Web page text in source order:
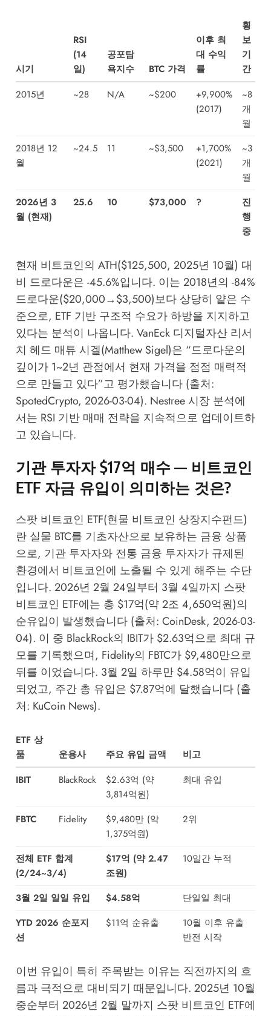
시기
RSI
(14
일)
공포탐
욕지수
BTC 가격
이후 최
대 수익
률
횡
보
기
간
2015년
~28 N/A ~$200
+9,900%
(2017)
~8
개
월
2018년 12
월
~24.5 11 ~$3,500
+1,700%
(2021)
~3
개
월
2026년 3
월 (현재)
25.6 10 $73,000 ?
진
행
중
현재 비트코인의 ATH($125,500, 2025년 10월) 대
비 드로다운은 -45.6%입니다. 이는 2018년의 -84%
드로다운($20,000→$3,500)보다 상당히 얕은 수
준으로, ETF 기반 구조적 수요가 하방을 지지하고
있다는 분석이 나옵니다. VanEck 디지털자산 리서
치 헤드 매튜 시겔(Matthew Sigel)은 “드로다운의
깊이가 1~2년 관점에서 현재 가격을 점점 매력적
으로 만들고 있다”고 평가했습니다 (출처:
SpotedCrypto, 2026-03-04). Nestree 시장 분석에
서는 RSI 기반 매매 전략을 지속적으로 업데이트하
고 있습니다.
기관 투자자 $17억 매수 — 비트코인
ETF 자금 유입이 의미하는 것은?
스팟 비트코인 ETF(현물 비트코인 상장지수펀드)
란 실물 BTC를 기초자산으로 보유하는 금융 상품
으로, 기관 투자자와 전통 금융 투자자가 규제된
환경에서 비트코인에 노출될 수 있게 해주는 수단
입니다. 2026년 2월 24일부터 3월 4일까지 스팟
비트코인 ETF에는 총 $17억(약 2조 4,650억원)의
순유입이 발생했습니다 (출처: CoinDesk, 2026-03-
04). 이 중 BlackRock의 IBIT가 $2.63억으로 최대 규
모를 기록했으며, Fidelity의 FBTC가 $9,480만으로
뒤를 이었습니다. 3월 2일 하루만 $4.58억이 유입
되었고, 주간 총 유입은 $7.87억에 달했습니다 (출
처: KuCoin News).
ETF 상
품
운용사 주요 유입 금액
비고
IBIT
BlackRock
$2.63억 (약
3,814억원)
최대 유입
FBTC Fidelity
$9,480만 (약
1,375억원)
2위
전체 ETF 합계
(2/24~3/4)
$17억 (약 2.47
조원)
10일간 누적
3월 2일 일일 유입 $4.58억
단일일 최대
YTD 2026 순포지
션
$11억 순유출
10월 이후 유출
반전 시작
이번 유입이 특히 주목받는 이유는 직전까지의 흐
름과 극적으로 대비되기 때문입니다. 2025년 10월
중순부터 2026년 2월 말까지 스팟 비트코인 ETF에